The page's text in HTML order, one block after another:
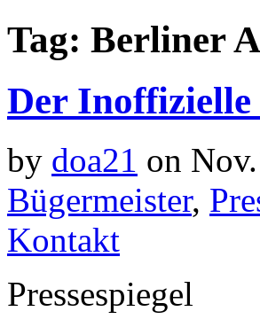
Tag: Berliner
Der
by doa21 on
Bügermeister,
Kontakt
Pressespiegel